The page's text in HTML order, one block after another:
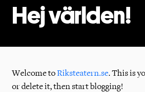
Hej världen!
Welcome toRiksteatern.se. This is
or delete it, then start blogging!